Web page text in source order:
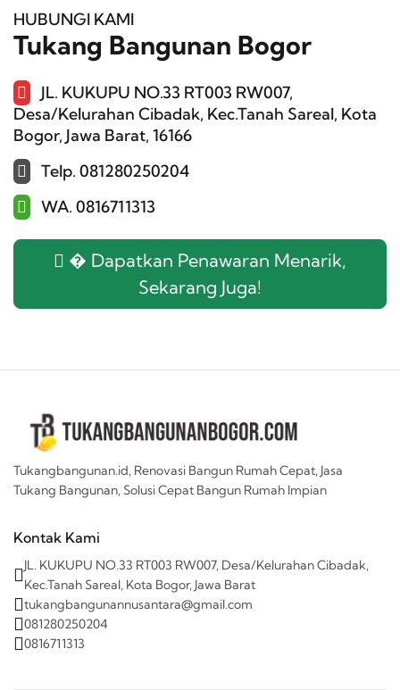
HUBUNGI KAMI
Tukang Bangunan Bogor
JL. KUKUPU NO.33 RT003 RW007,
Desa/Kelurahan Cibadak, Kec.Tanah Sareal, Kota
Bogor, Jawa Barat, 16166
Telp. 081280250204
WA. 0816711313
� Dapatkan Penawaran Menarik,
Sekarang Juga!
Tukangbangunan.id, Renovasi Bangun Rumah Cepat, Jasa
Tukang Bangunan, Solusi Cepat Bangun Rumah Impian
Kontak Kami
JL. KUKUPU NO.33 RT003 RW007, Desa/Kelurahan Cibadak,
Kec.Tanah Sareal, Kota Bogor, Jawa Barat
tukangbangunannusantara@gmail.com
081280250204
0816711313